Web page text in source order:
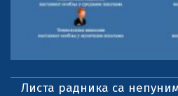
Листа радника са